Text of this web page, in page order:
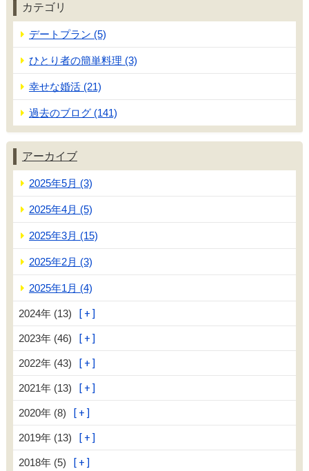
カテゴリ
デートプラン (5)
ひとり者の簡単料理 (3)
幸せな婚活 (21)
過去のブログ (141)
アーカイブ
2025年5月 (3)
2025年4月 (5)
2025年3月 (15)
2025年2月 (3)
2025年1月 (4)
2024年 (13)
2023年 (46)
2022年 (43)
2021年 (13)
2020年 (8)
2019年 (13)
2018年 (5)